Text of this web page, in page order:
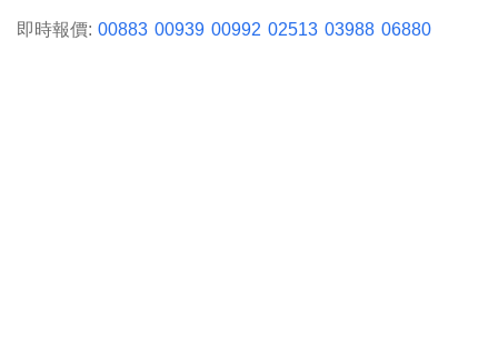
即時報價: 00883 00939 00992 02513 03988 06880